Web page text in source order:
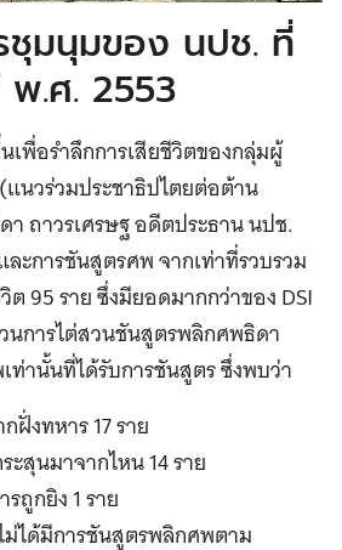
ชุมนุมของ นปช. ที่
พ.ศ. 2553
พื่อรำลึกการเสียชีวิตของกลุ่มผู้
นวร่วมประชาธิปไตยต่อต้าน
า ถาวรเศรษฐ อดีตประธาน นปช.
ะการชันสูตรศพ จากเท่าที่รวบรวม
95 ราย ซึ่งมียอดมากกว่าของ DSI
นการไต่สวนชันสูตรพลิกศพธิดา
ท่านั้นที่ได้รับการชันสูตร ซึ่งพบว่า
ฝั่งทหาร 17 ราย
ะสุนมาจากไหน 14 ราย
ถูกยิง 1 ราย
ได้มีการชันสูตรพลิกศพตาม